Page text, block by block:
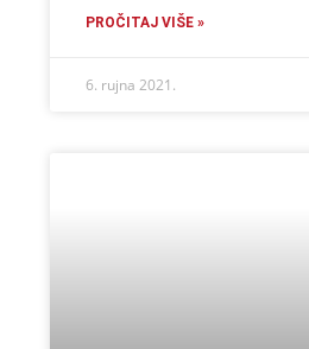
PROČITAJ VIŠE »
6. rujna 2021.